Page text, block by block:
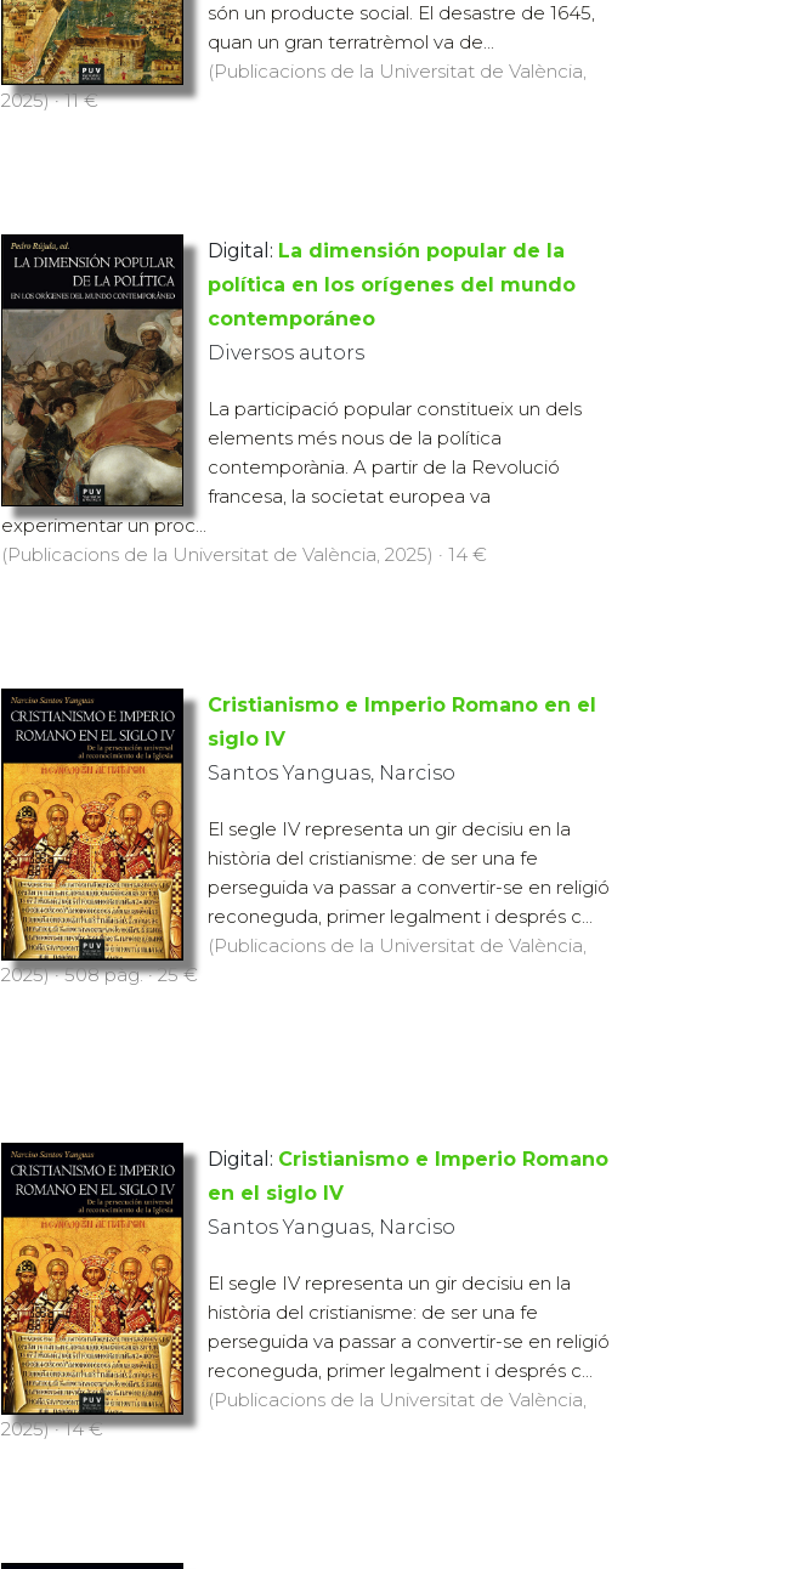
són un producte social. El desastre de 1645,
quan un gran terratrèmol va de...
(Publicacions de la Universitat de València,
2025) · 11 €
Digital: La dimensión popular de la
política en los orígenes del mundo
contemporáneo
Diversos autors
La participació popular constitueix un dels
elements més nous de la política
contemporània. A partir de la Revolució
francesa, la societat europea va
experimentar un proc...
(Publicacions de la Universitat de València, 2025) · 14 €
Cristianismo e Imperio Romano en el
siglo IV
Santos Yanguas, Narciso
El segle IV representa un gir decisiu en la
història del cristianisme: de ser una fe
perseguida va passar a convertir-se en religió
reconeguda, primer legalment i després c...
(Publicacions de la Universitat de València,
2025) · 508 pàg. · 25 €
Digital: Cristianismo e Imperio Romano
en el siglo IV
Santos Yanguas, Narciso
El segle IV representa un gir decisiu en la
història del cristianisme: de ser una fe
perseguida va passar a convertir-se en religió
reconeguda, primer legalment i després c...
(Publicacions de la Universitat de València,
2025) · 14 €